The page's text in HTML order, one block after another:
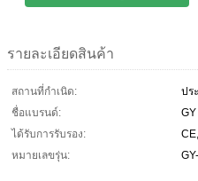
รายละเอียดสินค้า
สถานที่กำเนิด:
ปร
ชื่อแบรนด์:
GY
ได้รับการรับรอง:
หมายเลขรุ่น: